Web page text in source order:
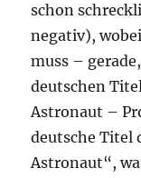
schon
negativ),
muss –
deutschen
Astronaut –
deutsche Titel
Astronaut“,